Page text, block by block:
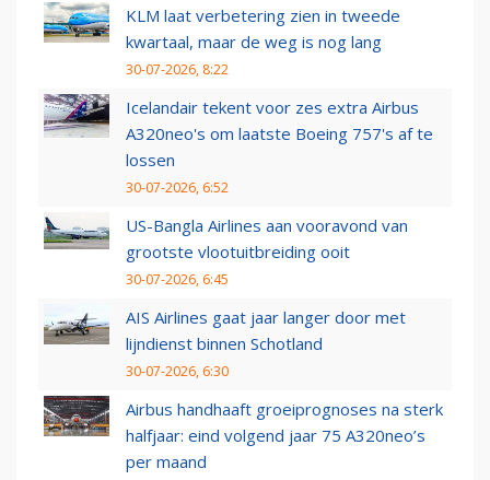
KLM laat verbetering zien in tweede
kwartaal, maar de weg is nog lang
30-07-2026, 8:22
Icelandair tekent voor zes extra Airbus
A320neo's om laatste Boeing 757's af te
lossen
30-07-2026, 6:52
US-Bangla Airlines aan vooravond van
grootste vlootuitbreiding ooit
30-07-2026, 6:45
AIS Airlines gaat jaar langer door met
lijndienst binnen Schotland
30-07-2026, 6:30
Airbus handhaaft groeiprognoses na sterk
halfjaar: eind volgend jaar 75 A320neo’s
per maand